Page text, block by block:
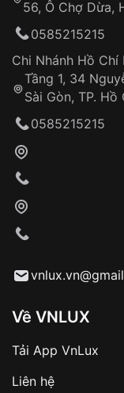
Khách
Từ khóa SEO:
sản phẩm
Đảm bảo
Đồng hành
trình sử
56, Ô Chợ Dừa,
0585215215
Chi Nhánh Hồ Chí
Tầng 1, 34
Sài Gòn, TP. Hồ
0585215215
Về VNLUX
Tải App VnLux
Liên hệ